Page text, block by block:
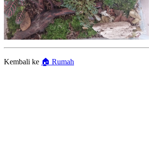
Kembali ke 🏠 Rumah